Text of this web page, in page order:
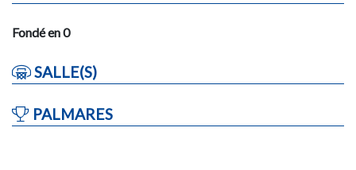
Fondé en 0
SALLE(S)
PALMARES